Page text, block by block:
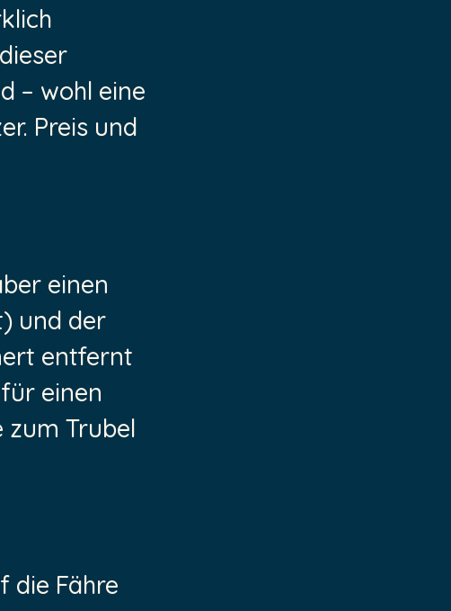
– wohl eine
Preis und
einen
und der
entfernt
einen
zum Trubel
die Fähre